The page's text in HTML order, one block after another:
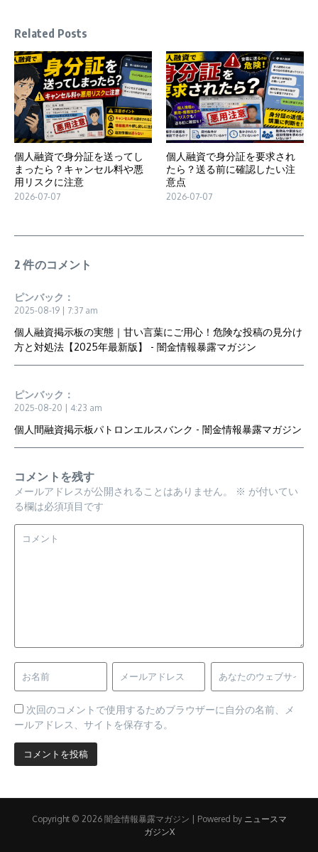
Related Posts
個人融資で身分証を送ってし
まったら？キャンセル料や悪
用リスクに注意
2026-07-07
個人融資で身分証を要求され
たら？送る前に確認したい注
意点
2026-07-07
2 件のコメント
ピンバック：
2025-08-19 | 7:37 am
個人融資掲示板の実態｜甘い言葉にご用心！危険な投稿の見分け
方と対処法【2025年最新版】 - 闇金情報暴露マガジン
ピンバック：
2025-08-20 | 4:23 am
個人間融資掲示板パトロンエルスバンク - 闇金情報暴露マガジン
コメントを残す
メールアドレスが公開されることはありません。 ※ が付いてい
る欄は必須項目です
次回のコメントで使用するためブラウザーに自分の名前、メ
ールアドレス、サイトを保存する。
Copyright © 2026 闇金情報暴露マガジン | Powered by ニュースマ
ガジンX